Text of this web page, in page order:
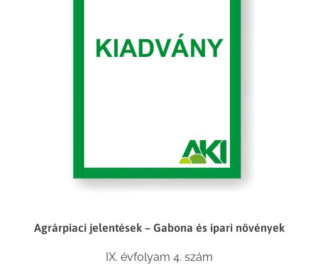
Agrárpiaci jelentések – Gabona és ipari növények
IX. évfolyam 4. szám